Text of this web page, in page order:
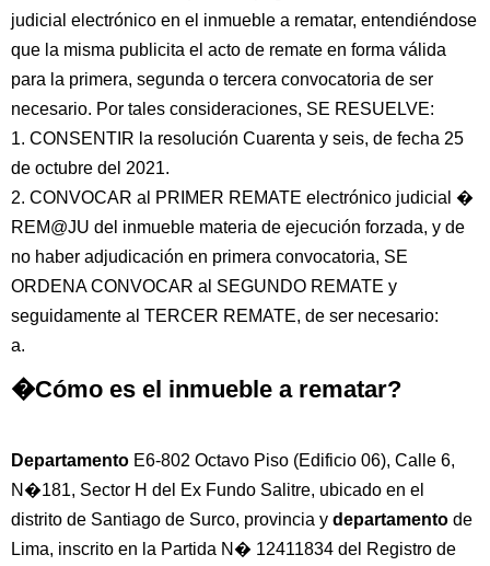
judicial electrónico en el inmueble a rematar, entendiéndose
que la misma publicita el acto de remate en forma válida
para la primera, segunda o tercera convocatoria de ser
necesario. Por tales consideraciones, SE RESUELVE:
1. CONSENTIR la resolución Cuarenta y seis, de fecha 25
de octubre del 2021.
2. CONVOCAR al PRIMER REMATE electrónico judicial �
REM@JU del inmueble materia de ejecución forzada, y de
no haber adjudicación en primera convocatoria, SE
ORDENA CONVOCAR al SEGUNDO REMATE y
seguidamente al TERCER REMATE, de ser necesario:
a.
�Cómo es el inmueble a rematar?
Departamento E6-802 Octavo Piso (Edificio 06), Calle 6,
N�181, Sector H del Ex Fundo Salitre, ubicado en el
distrito de Santiago de Surco, provincia y departamento de
Lima, inscrito en la Partida N� 12411834 del Registro de